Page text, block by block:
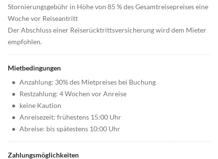
Stornierungsgebühr in Höhe von 85 % des Gesamtreisepreises eine
Woche vor Reiseantritt
Der Abschluss einer Reiserücktrittsversicherung wird dem Mieter
empfohlen.
Mietbedingungen
• Anzahlung: 30% des Mietpreises bei Buchung
• Restzahlung: 4 Wochen vor Anreise
• keine Kaution
• Anreisezeit: frühestens 15:00 Uhr
• Abreise: bis spätestens 10:00 Uhr
Zahlungsmöglichkeiten